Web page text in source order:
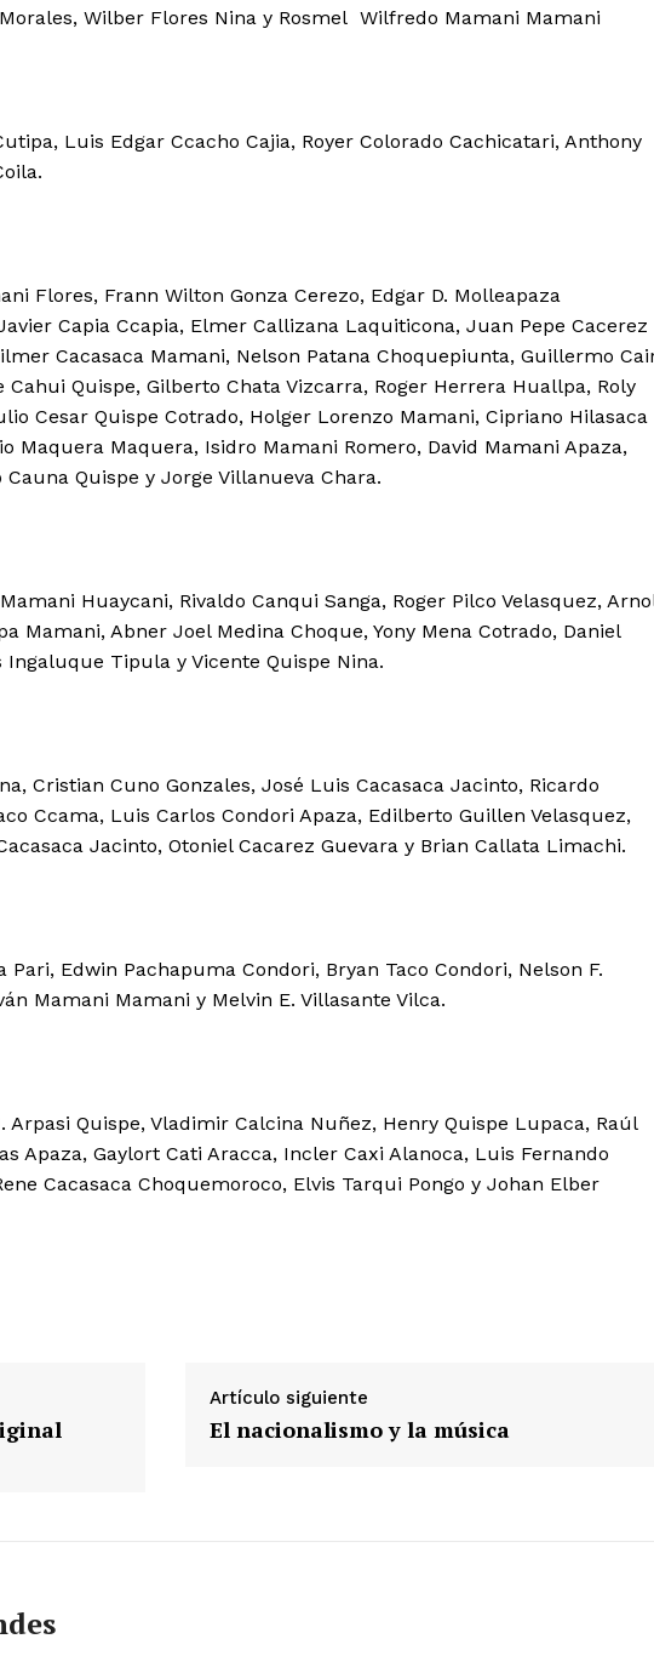
SUSCRIBETE
Nosotros
Wilber Flores Nina y Rosmel Wilfredo Mamani Mamani
Luis Edgar Ccacho Cajia, Royer Colorado Cachicatari, Anthony
Flores, Frann Wilton Gonza Cerezo, Edgar D. Molleapaza
Capia Ccapia, Elmer Callizana Laquiticona, Juan Pepe Cacerez
Cacasaca Mamani, Nelson Patana Choquepiunta, Guillermo
Quispe, Gilberto Chata Vizcarra, Roger Herrera Huallpa, Roly
Cesar Quispe Cotrado, Holger Lorenzo Mamani, Cipriano Hilasaca
Maquera Maquera, Isidro Mamani Romero, David Mamani Apaza,
Quispe y Jorge Villanueva Chara.
Huaycani, Rivaldo Canqui Sanga, Roger Pilco Velasquez,
Mamani, Abner Joel Medina Choque, Yony Mena Cotrado, Daniel
Tipula y Vicente Quispe Nina.
Cristian Cuno Gonzales, José Luis Cacasaca Jacinto, Ricardo
Ccama, Luis Carlos Condori Apaza, Edilberto Guillen Velasquez,
Jacinto, Otoniel Cacarez Guevara y Brian Callata Limachi.
Pari, Edwin Pachapuma Condori, Bryan Taco Condori, Nelson F.
Mamani Mamani y Melvin E. Villasante Vilca.
Arpasi Quispe, Vladimir Calcina Nuñez, Henry Quispe Lupaca, Raúl
Apaza, Gaylort Cati Aracca, Incler Caxi Alanoca, Luis Fernando
Cacasaca Choquemoroco, Elvis Tarqui Pongo y Johan Elber
Artículo siguiente
El nacionalismo y la música